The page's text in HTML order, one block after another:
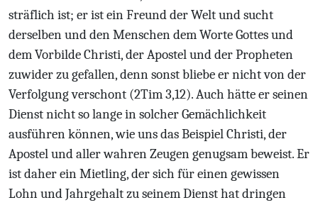
sträflich ist; er ist ein Freund der Welt und sucht
derselben und den Menschen dem Worte Gottes und
dem Vorbilde Christi, der Apostel und der Propheten
zuwider zu gefallen, denn sonst bliebe er nicht von der
Verfolgung verschont (2Tim 3,12). Auch hätte er seinen
Dienst nicht so lange in solcher Gemächlichkeit
ausführen können, wie uns das Beispiel Christi, der
Apostel und aller wahren Zeugen genugsam beweist. Er
ist daher ein Mietling, der sich für einen gewissen
Lohn und Jahrgehalt zu seinem Dienst hat dringen